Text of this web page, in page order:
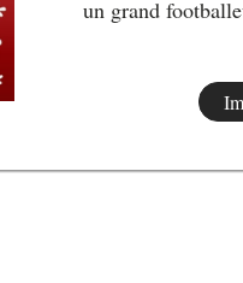
un grand